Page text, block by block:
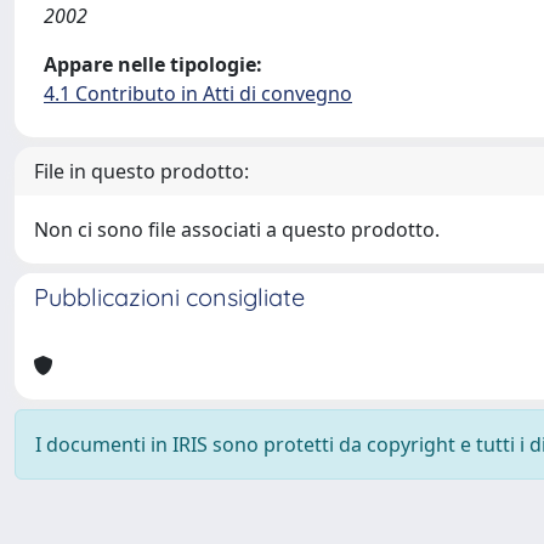
2002
Appare nelle tipologie:
4.1 Contributo in Atti di convegno
File in questo prodotto:
Non ci sono file associati a questo prodotto.
Pubblicazioni consigliate
I documenti in IRIS sono protetti da copyright e tutti i